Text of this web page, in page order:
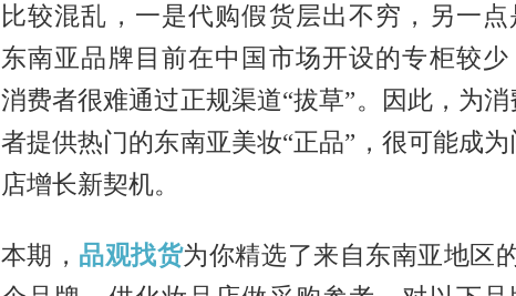
比较混乱，一是代购假货层出不穷，另一点
东南亚品牌目前在中国市场开设的专柜较少
消费者很难通过正规渠道“拔草”。因此，为消
者提供热门的东南亚美妆“正品”，很可能成为
店增长新契机。
本期， 品观找货为你精选了来自东南亚地区